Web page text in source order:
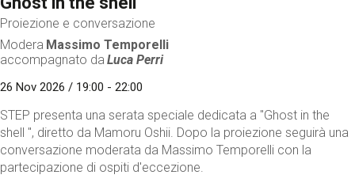
Proiezione e conversazione
Modera Massimo Temporelli
accompagnato da Luca Perri
26 Nov 2026 / 19:00 - 22:00
STEP presenta una serata speciale dedicata a "Ghost in the
shell ", diretto da Mamoru Oshii. Dopo la proiezione seguirà una
conversazione moderata da Massimo Temporelli con la
partecipazione di ospiti d'eccezione.